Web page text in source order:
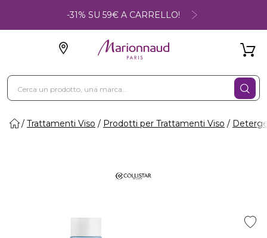
-31% SU 59€ A CARRELLO!
Trattamenti Viso Prodotti per Trattamenti Viso